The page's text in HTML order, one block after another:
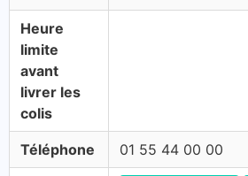
Heure
limite
avant
livrer les
colis
Téléphone 01 55 44 00 00